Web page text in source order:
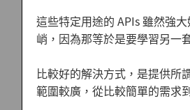
這些特定用途的 APIs 雖然強
峭，因為那等於是要學習另一
比較好的解決方式，是提供
範圍較廣，從比較簡單的需求